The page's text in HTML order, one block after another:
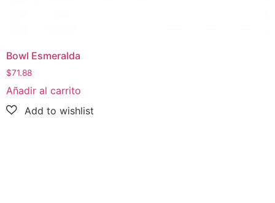
Bowl Esmeralda
$71.88
Añadir al carrito